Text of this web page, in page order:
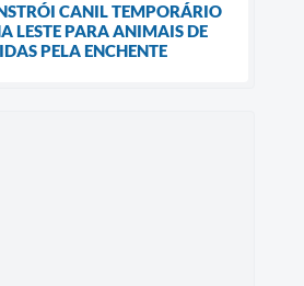
CANIL TEMPORÁRIO
LESTE PARA ANIMAIS DE
PELA ENCHENTE